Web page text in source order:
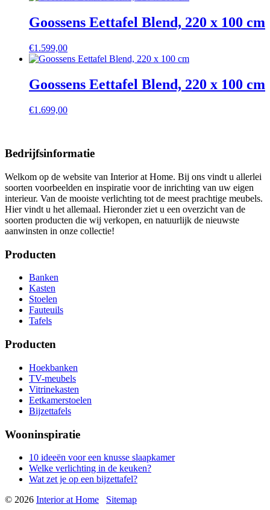
Goossens Eettafel Blend, 220 x 100 cm
€1.599,00
Goossens Eettafel Blend, 220 x 100 cm
€1.699,00
Bedrijfsinformatie
Welkom op de website van Interior at Home. Bij ons vindt u allerlei
soorten voorbeelden en inspiratie voor de inrichting van uw eigen
interieur. Van de mooiste verlichting tot de meest prachtige meubels.
Hier vindt u het allemaal. Hieronder ziet u een overzicht van de
soorten producten die wij verkopen, en natuurlijk de nieuwste
aanwinsten in onze collectie!
Producten
Banken
Kasten
Stoelen
Fauteuils
Tafels
Producten
Hoekbanken
TV-meubels
Vitrinekasten
Eetkamerstoelen
Bijzettafels
Wooninspiratie
10 ideeën voor een knusse slaapkamer
Welke verlichting in de keuken?
Wat zet je op een bijzettafel?
© 2026 Interior at Home Sitemap